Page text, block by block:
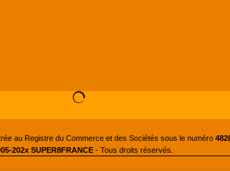
au Registre du Commerce et des Sociétés sous le numéro
202x SUPER8FRANCE- Tous droits réservés.